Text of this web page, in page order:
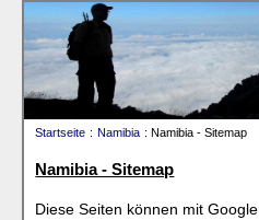
Startseite : Namibia : Namibia - Sitemap
Namibia - Sitemap
Diese Seiten können mit Google